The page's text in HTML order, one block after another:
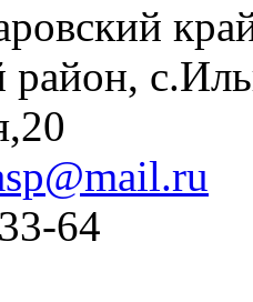
район,
64